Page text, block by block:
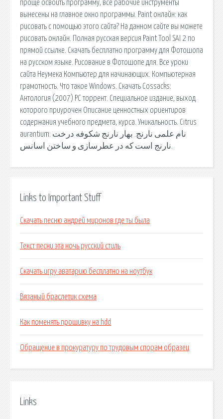
проще освоить программу, все рабочие инструменты
вынесены на главное окно программы. Paint онлайн: как
рисовать с помощью этого сайта? На данном сайте вы можете
рисовать онлайн. Полная русская версия Paint Tool SAI 2 по
прямой ссылке. Скачать бесплатно программу для Фотошопа
на русском языке. Рисование в Фотошопе для. Все уроки
сайта Неумека Компьютер для начинающих. Компьютерная
грамотность. Что такое Windows. Скачать Cossacks:
Антология (2007) PC торрент. Специальное издание, выход
которого приурочен Описание ценностных ориентиров
содержания учебного предмета, курса. Уникальность. Citrus
aurantium: نام علمی نارنج. بهار نارنج شکوفه درخت
Links to Important Stuff
Скачать песню андрей миронов где ты была
Текст песни эта ночь русский стиль
Скачать игру аватарию бесплатно на ноутбук
Вязаный браслетик схема
Как поменять прошивку на hdd
Обращение в прокуратуру по трудовым спорам образец
Links